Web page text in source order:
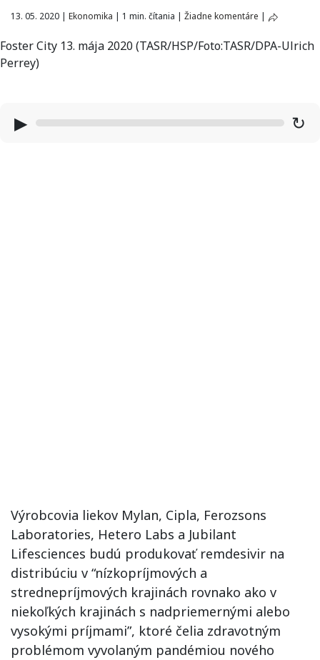
13. 05. 2020 | Ekonomika | 1 min. čítania | Žiadne komentáre |
Foster City 13. mája 2020 (TASR/HSP/Foto:TASR/DPA-Ulrich
Perrey)
▶ ↻
Výrobcovia liekov Mylan, Cipla, Ferozsons
Laboratories, Hetero Labs a Jubilant
Lifesciences budú produkovať remdesivir na
distribúciu v “nízkopríjmových a
strednepríjmových krajinách rovnako ako v
niekoľkých krajinách s nadpriemernými alebo
vysokými príjmami”, ktoré čelia zdravotným
problémom vyvolaným pandémiou nového